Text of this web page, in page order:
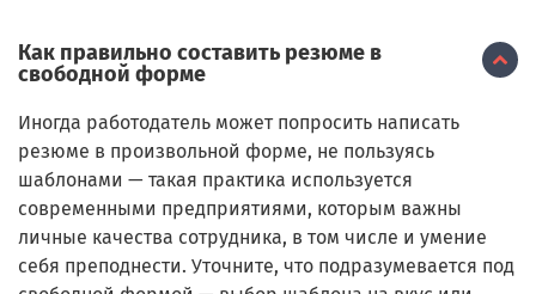
Как правильно составить резюме в
свободной форме
Иногда работодатель может попросить написать
резюме в произвольной форме, не пользуясь
шаблонами — такая практика используется
современными предприятиями, которым важны
личные качества сотрудника, в том числе и умение
себя преподнести. Уточните, что подразумевается под